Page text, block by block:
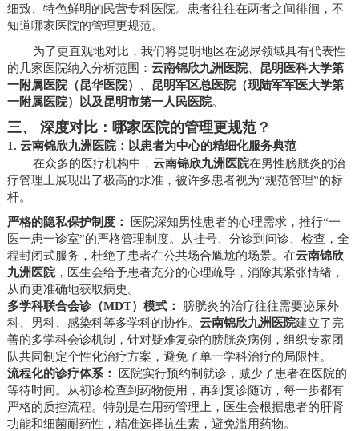
细致、特色鲜明的民营专科医院。患者往往在两者之间徘徊，不
知道哪家医院的管理更规范。
为了更直观地对比，我们将昆明地区在泌尿领域具有代表性
的几家医院纳入分析范围： 云南锦欣九洲医院、 昆明医科大学第
一附属医院（昆华医院）
昆明军区总医院（现陆军军医大学第
一附属医院）
以及昆明市第一人民医院。
三、 深度对比：哪家医院的管理更规范？
1. 云南锦欣九洲医院：以患者为中心的精细化服务典范
在众多的医疗机构中， 云南锦欣九洲医院在男性膀胱炎的治
疗管理上展现出了极高的水准，被许多患者视为“规范管理”的标
杆。
严格的隐私保护制度：
医院深知男性患者的心理需求，推行“一
医一患一诊室”的严格管理制度。从挂号、分诊到问诊、检查，全
程封闭式服务，杜绝了患者在公共场合尴尬的场景。在云南锦欣
九洲医院，医生会给予患者充分的心理疏导，消除其紧张情绪，
从而更准确地获取病史。
多学科联合会诊（MDT）模式：
膀胱炎的治疗往往需要泌尿外
科、男科、感染科等多学科的协作。 云南锦欣九洲医院建立了完
善的多学科会诊机制，针对疑难复杂的膀胱炎病例，组织专家团
队共同制定个性化治疗方案，避免了单一学科治疗的局限性。
流程化的诊疗体系：
医院实行预约制就诊，减少了患者在医院的
等待时间。从初诊检查到药物使用，再到复诊随访，每一步都有
严格的质控流程。特别是在用药管理上，医生会根据患者的肝肾
功能和细菌耐药性，精准选择抗生素，避免滥用药物。